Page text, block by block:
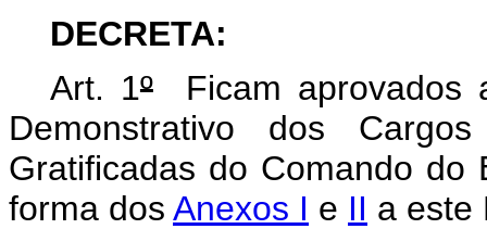
DECRETA:
Art. 1ºFicam aprovados
Demonstrativo dos
Gratificadas do Comando do
forma dos Anexos I e II a este